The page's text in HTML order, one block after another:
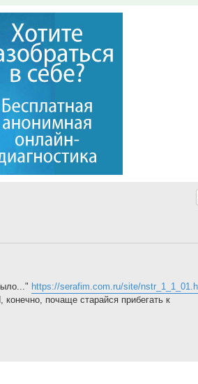
https://serafim.com.ru/site/
почаще старайся прибегать к